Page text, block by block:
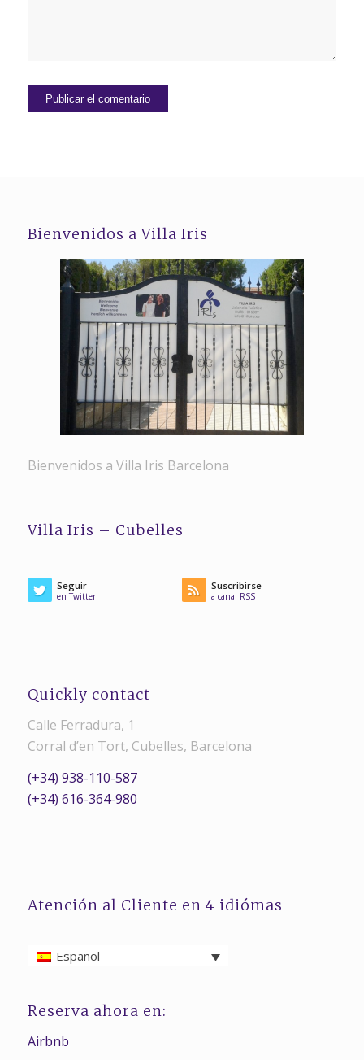
Bienvenidos a Villa Iris
Bienvenidos a Villa Iris Barcelona
Villa Iris – Cubelles
Seguir
en Twitter
Suscribirse
a canal RSS
Quickly contact
Calle Ferradura, 1
Corral d’en Tort, Cubelles, Barcelona
(+34) 938-110-587
(+34) 616-364-980
Atención al Cliente en 4 idiómas
Español
Reserva ahora en:
Airbnb